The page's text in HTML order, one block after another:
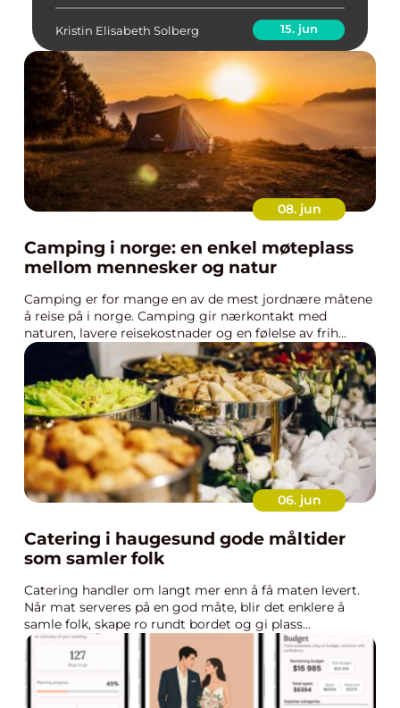
Kristin Elisabeth Solberg 15. jun
08. jun
Camping i norge: en enkel møteplass
mellom mennesker og natur
Camping er for mange en av de mest jordnære måtene
å reise på i norge. Camping gir nærkontakt med
naturen, lavere reisekostnader og en følelse av frih...
06. jun
Catering i haugesund gode måltider
som samler folk
Catering handler om langt mer enn å få maten levert.
Når mat serveres på en god måte, blir det enklere å
samle folk, skape ro rundt bordet og gi plass...